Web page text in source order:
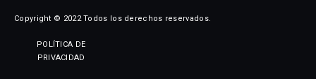
Copyright © 2022 Todos los derechos reservados.
POLÍTICA DE
PRIVACIDAD